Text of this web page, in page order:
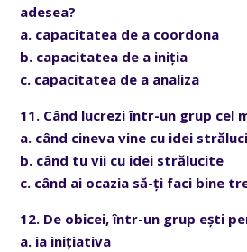
adesea?
a. capacitatea de a coordona
b. capacitatea de a iniția
c. capacitatea de a analiza
11. Când lucrezi într-un grup cel
a. când cineva vine cu idei
b. când tu vii cu idei strălucite
c. când ai ocazia să-ți faci bine
12. De obicei, într-un grup ești
a. ia inițiativa